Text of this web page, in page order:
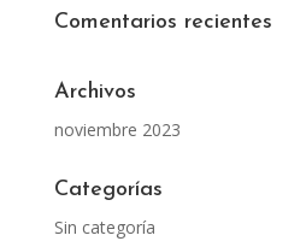
Comentarios recientes
Archivos
noviembre 2023
Categorías
Sin categoría